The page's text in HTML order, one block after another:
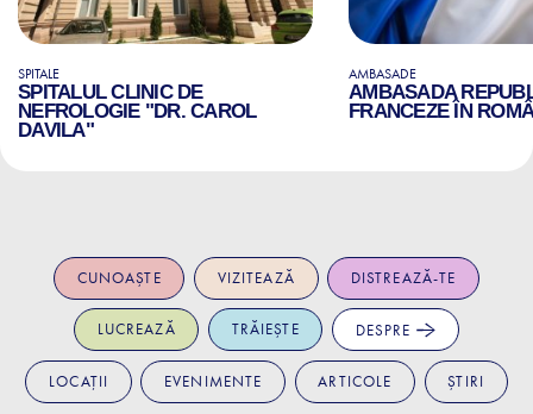
SPITALE
SPITALUL CLINIC DE
NEFROLOGIE "DR. CAROL
DAVILA"
AMBASADE
AMBASADA
FRANCEZE ÎN
CUNOAȘTE VIZITEAZĂ DISTREAZĂ-TE
LUCREAZĂ TRĂIEȘTE DESPRE
LOCAȚII EVENIMENTE ARTICOLE ȘTIRI